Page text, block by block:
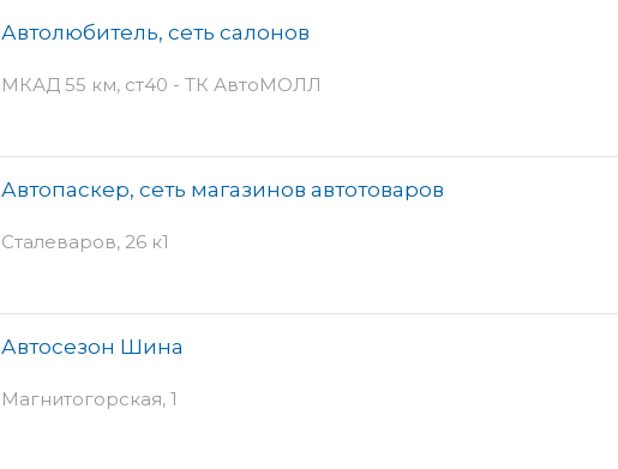
Автолюбитель, сеть салонов
МКАД 55 км, ст40 - ТК АвтоМОЛЛ
Автопаскер, сеть магазинов автотоваров
Сталеваров, 26 к1
Автосезон Шина
Магнитогорская, 1